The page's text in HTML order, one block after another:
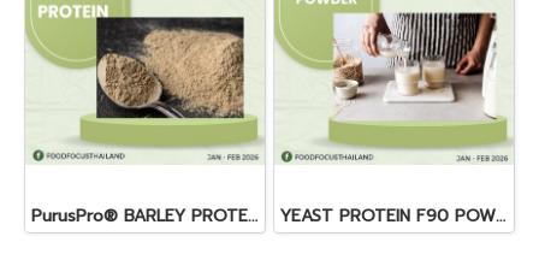
PurusPro® BARLEY PROTEIN YEAST PROTEIN F90 POWDER